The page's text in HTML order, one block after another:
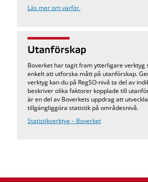
Läs mer om varför.
Utanförskap
Boverket har tagit fram ytterligare verktyg
enkelt att utforska mått på utanförskap.
verktyg kan du på RegSO-nivå ta del av
beskriver olika faktorer kopplade till
är en del av Boverkets uppdrag att
tillgängliggöra statistik på områdesnivå.
Statistikverktyg – Boverket